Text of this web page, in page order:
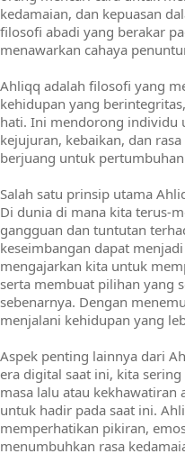
kedamaian, dan kepuasan
filosofi abadi yang berakar
menawarkan cahaya
Ahliqq adalah filosofi yang
kehidupan yang
hati. Ini mendorong individu
kejujuran, kebaikan, dan
berjuang untuk
Salah satu prinsip utama
Di dunia di mana kita terus-
gangguan dan tuntutan
keseimbangan dapat
mengajarkan kita untuk
serta membuat pilihan yang
sebenarnya. Dengan
menjalani kehidupan yang
Aspek penting lainnya dari
era digital saat ini, kita
masa lalu atau kekhawatiran
untuk hadir pada saat ini.
memperhatikan pikiran,
menumbuhkan rasa